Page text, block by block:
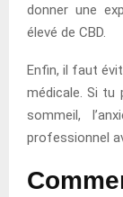
donner une
élevé de CBD.
Enfin, il faut
médicale. Si tu
sommeil,
professionnel